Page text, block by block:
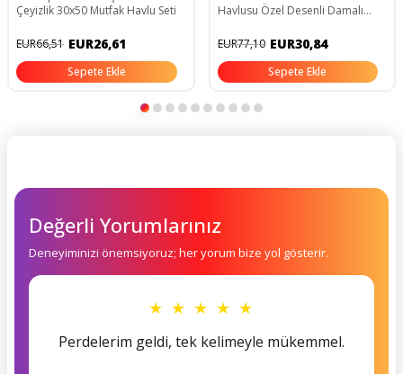
Çeyizlik 30x50 Mutfak Havlu Seti
EUR66,51 EUR26,61
Sepete Ekle
Havlusu Özel Desenli Damalı
Pamuklu Ürün
EUR77,10 EUR30,84
Sepete Ekle
Değerli Yorumlarınız
Deneyiminizi önemsiyoruz; her yorum bize yol gösterir.
★ ★ ★ ★ ★
Perdelerim geldi, tek kelimeyle mükemmel.